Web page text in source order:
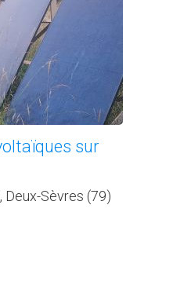
sur
Deux-Sèvres (79)